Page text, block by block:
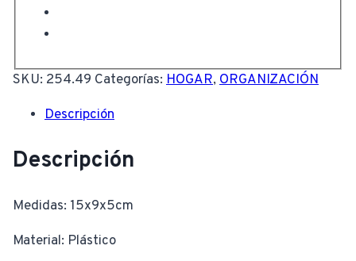
SKU: 254.49 Categorías: HOGAR, ORGANIZACIÓN
Descripción
Descripción
Medidas: 15x9x5cm
Material: Plástico